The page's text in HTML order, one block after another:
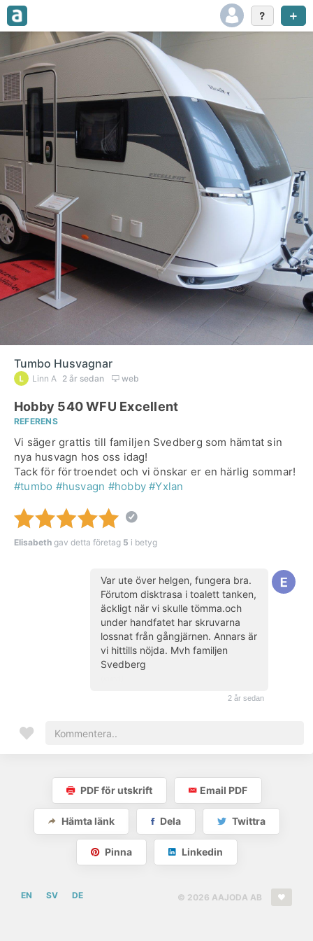
Tumbo Husvagnar
Linn A 2 år sedan web
Hobby 540 WFU Excellent
REFERENS
Vi säger grattis till familjen Svedberg som hämtat sin
nya husvagn hos oss idag!
Tack för förtroendet och vi önskar er en härlig sommar!
#tumbo #husvagn #hobby #Yxlan
Elisabeth gav detta företag 5 i betyg
Var ute över helgen, fungera bra.
Förutom disktrasa i toalett tanken,
äckligt när vi skulle tömma.och
under handfatet har skruvarna
lossnat från gångjärnen. Annars är
vi hittills nöjda. Mvh familjen
Svedberg
2 år sedan
PDF för utskrift Email PDF
Hämta länk Dela Twittra
Pinna Linkedin
© 2026 AAJODA AB
EN SV DE